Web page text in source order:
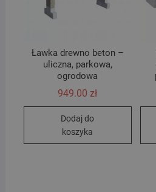
Ławka drewno beton –
uliczna, parkowa,
ogrodowa
949.00zł
Dodaj do
koszyka